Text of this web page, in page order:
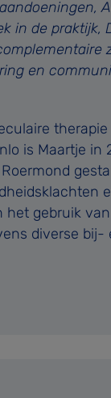
in de praktijk,
en
is Maartje in
het gebruik van
diverse bij-